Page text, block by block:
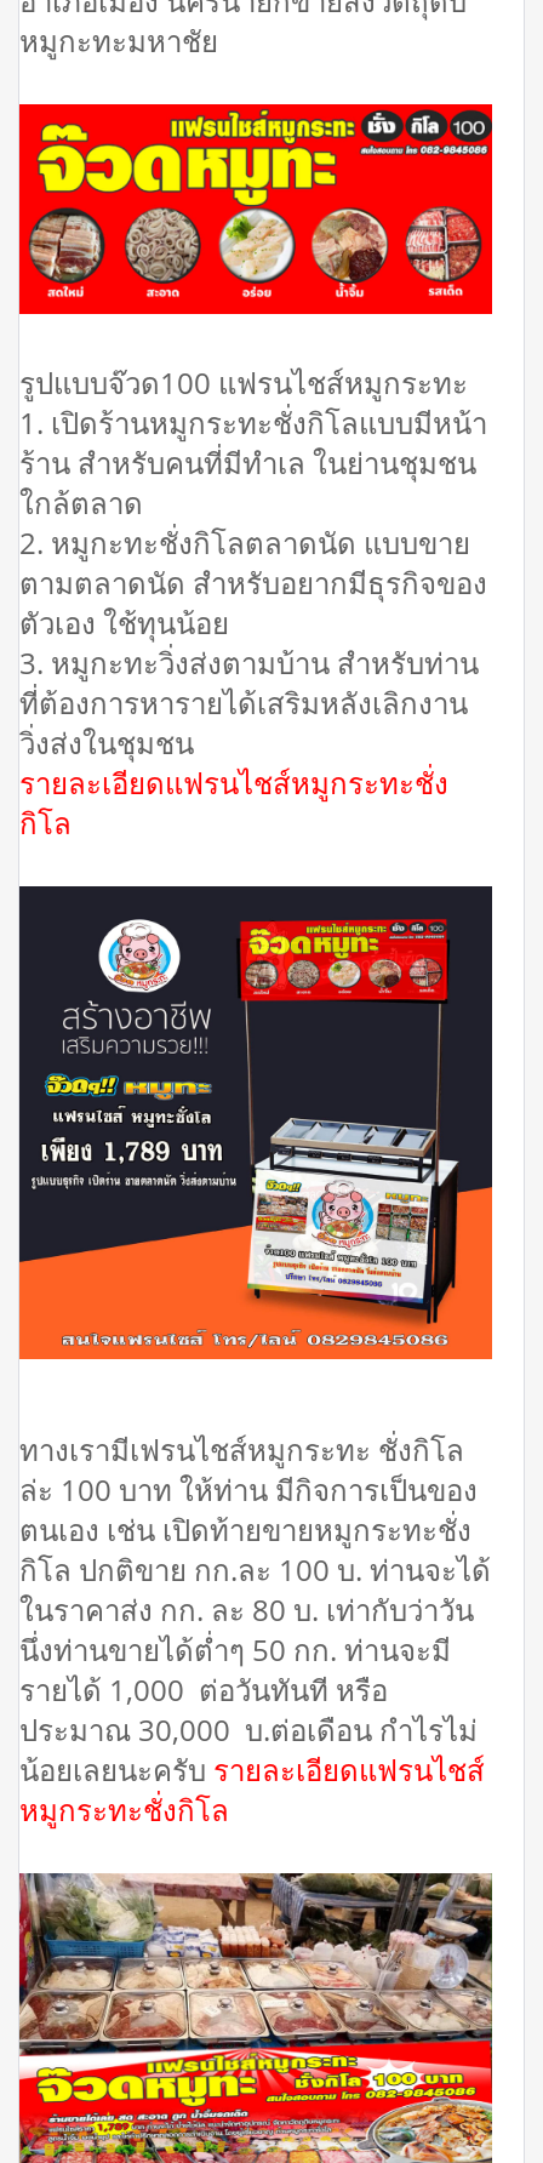
หมูกะทะมหาชัย
รูปแบบจ๊วด100 แฟรนไชส์หมูกระทะ
1. เปิดร้านหมูกระทะชั่งกิโลแบบมีหน้า
ร้าน สำหรับคนที่มีทำเล ในย่านชุมชน
ใกล้ตลาด
2. หมูกะทะชั่งกิโลตลาดนัด แบบขาย
ตามตลาดนัด สำหรับอยากมีธุรกิจของ
ตัวเอง ใช้ทุนน้อย
3. หมูกะทะวิ่งส่งตามบ้าน สำหรับท่าน
ที่ต้องการหารายได้เสริมหลังเลิกงาน
วิ่งส่งในชุมชน
รายละเอียดแฟรนไชส์หมูกระทะชั่ง
กิโล
ทางเรามีเฟรนไชส์หมูกระทะ ชั่งกิโล
ล่ะ 100 บาท ให้ท่าน มีกิจการเป็นของ
ตนเอง เช่น เปิดท้ายขายหมูกระทะชั่ง
กิโล ปกติขาย กก.ละ 100 บ. ท่านจะได้
ในราคาส่ง กก. ละ 80 บ. เท่ากับว่าวัน
นึ่งท่านขายได้ต่ำๆ 50 กก. ท่านจะมี
รายได้ 1,000 ต่อวันทันที หรือ
ประมาณ 30,000 บ.ต่อเดือน กำไรไม่
น้อยเลยนะครับ รายละเอียดแฟรนไชส์
หมูกระทะชั่งกิโล